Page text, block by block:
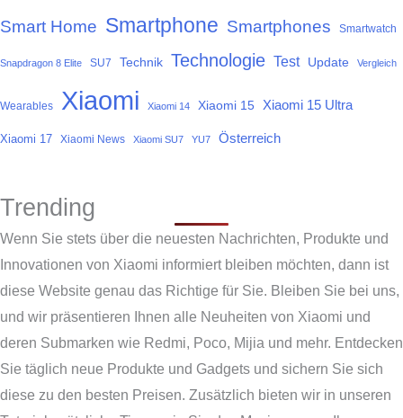
Smart Home Smartphone Smartphones Smartwatch
Snapdragon 8 Elite SU7 Technik Technologie Test Update Vergleich
Wearables Xiaomi Xiaomi 14 Xiaomi 15 Xiaomi 15 Ultra
Xiaomi 17 Xiaomi News Xiaomi SU7 YU7 Österreich
Trending
Wenn Sie stets über die neuesten Nachrichten, Produkte und
Innovationen von Xiaomi informiert bleiben möchten, dann ist
diese Website genau das Richtige für Sie. Bleiben Sie bei uns,
und wir präsentieren Ihnen alle Neuheiten von Xiaomi und
deren Submarken wie Redmi, Poco, Mijia und mehr. Entdecken
Sie täglich neue Produkte und Gadgets und sichern Sie sich
diese zu den besten Preisen. Zusätzlich bieten wir in unseren